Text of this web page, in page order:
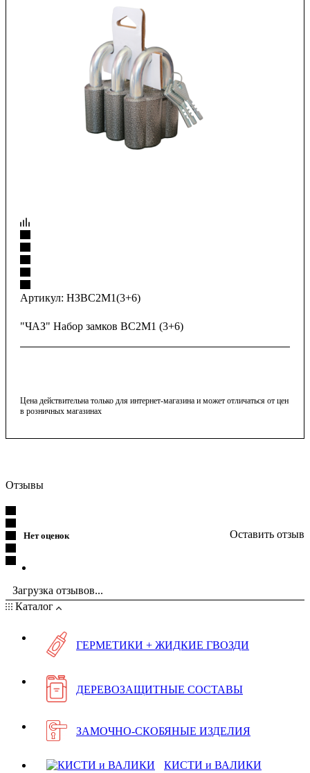
Артикул: НЗВС2М1(3+6)
"ЧАЗ" Набор замков ВС2М1 (3+6)
Цена действительна только для интернет-магазина и может отличаться от цен
в розничных магазинах
Отзывы
Нет оценок Оставить отзыв
Загрузка отзывов...
Каталог
ГЕРМЕТИКИ + ЖИДКИЕ ГВОЗДИ
ДЕРЕВОЗАЩИТНЫЕ СОСТАВЫ
ЗАМОЧНО-СКОБЯНЫЕ ИЗДЕЛИЯ
КИСТИ и ВАЛИКИ